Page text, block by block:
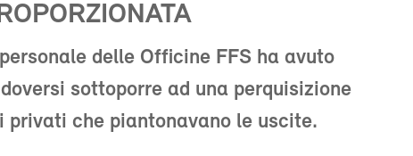
delle Officine FFS ha avuto
sottoporre ad una perquisizione
che piantonavano le uscite.